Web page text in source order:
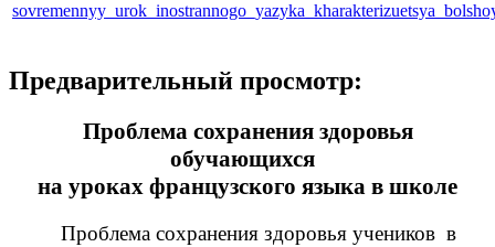
Предварительный просмотр:
Проблема сохранения здоровья
обучающихся
на уроках французского языка в школе
Проблема сохранения здоровья учеников в